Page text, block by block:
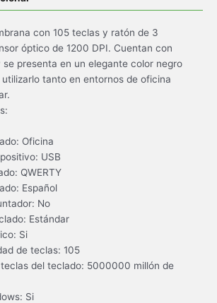
con 105 teclas y ratón de 3
óptico de 1200 DPI. Cuentan con
se presenta en un elegante color negro
tanto en entornos de oficina
Oficina
USB
QWERTY
Español
No
Estándar
Si
de teclas: 105
del teclado: 5000000 millón de
Si